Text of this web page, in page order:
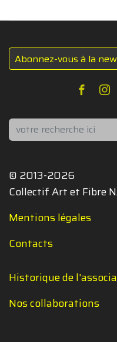
Abonnez-vous à la
Rechercher
© 2013-2026
Collectif Art et Fibre
Mentions légales
Contacts
Historique de
Nos collaborations